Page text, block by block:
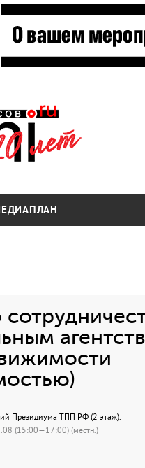
Президиума ТПП РФ (2 этаж).
(15:00—17:00) (местн.)